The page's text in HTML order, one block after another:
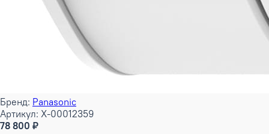
Бренд: Panasonic
Артикул: X-00012359
78 800 ₽